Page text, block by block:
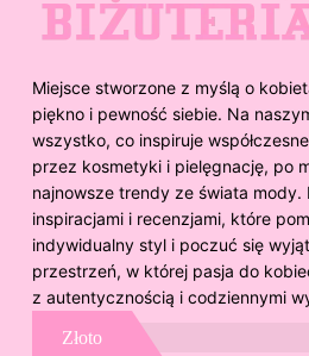
Miejsce stworzone z myślą o
piękno i pewność siebie. Na
wszystko, co inspiruje
przez kosmetyki i pielęgnację, po
najnowsze trendy ze świata mody.
inspiracjami i recenzjami, które
indywidualny styl i poczuć się
przestrzeń, w której pasja do
z autentycznością i codziennymi
Złoto